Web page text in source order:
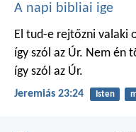
A napi bibliai ige
El tud-e rejtőzni valaki
így szól az Úr. Nem én
így szól az Úr.
Jeremiás 23:24 Isten